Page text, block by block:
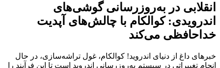
انقلابی در به‌روزرسانی گوشی‌های
اندرویدی: کوالکام با چالش‌های آپدیت
خداحافظی می‌کند
خبرهای داغ از دنیای اندروید! کوالکام، غول تراشه‌سازی، در حال
انجام تغییراتی در سیستم به‌روزرسانی اندروید است تا این فرآیند را